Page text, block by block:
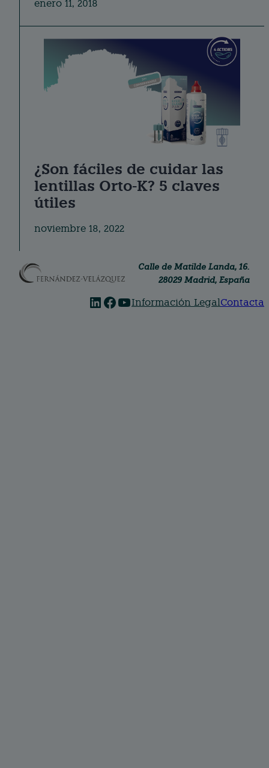
enero 11, 2018
¿Son fáciles de cuidar las
lentillas Orto-K? 5 claves
útiles
noviembre 18, 2022
Calle de Matilde Landa, 16.
28029 Madrid, España
linkedin
facebook
youtube
Información LegalContacta